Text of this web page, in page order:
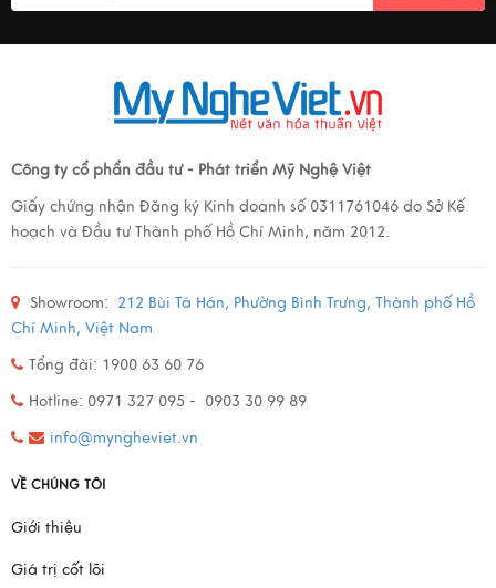
Công ty cổ phẩn đầu tư - Phát triển Mỹ Nghệ Việt
Giấy chứng nhận Đăng ký Kinh doanh số 0311761046 do Sở Kế
hoạch và Đầu tư Thành phố Hồ Chí Minh, năm 2012.
Showroom: 212 Bùi Tá Hán, Phường Bình Trưng, Thành phố Hồ
Chí Minh, Việt Nam
Tổng đài: 1900 63 60 76
Hotline: 0971 327 095 - 0903 30 99 89
info@myngheviet.vn
VỀ CHÚNG TÔI
Giới thiệu
Giá trị cốt lõi